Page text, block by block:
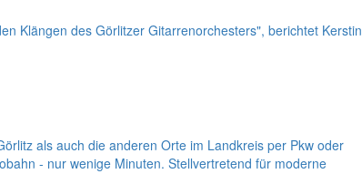
Klängen des Görlitzer Gitarrenorchesters", berichtet Kerstin
als auch die anderen Orte im Landkreis per Pkw oder
- nur wenige Minuten. Stellvertretend für moderne